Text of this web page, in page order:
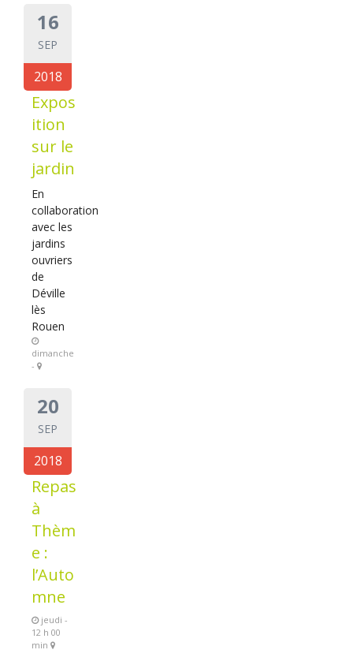
16
SEP
2018
Expos
ition
sur le
jardin
En
collaboration
avec les
jardins
ouvriers
de
Déville
lès
Rouen
dimanche
-
20
SEP
2018
Repas
à
Thèm
e :
l’Auto
mne
jeudi -
12 h 00
min